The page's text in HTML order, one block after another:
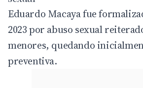
Eduardo Macaya fue
2023 por abuso sexual
menores, quedando
preventiva.